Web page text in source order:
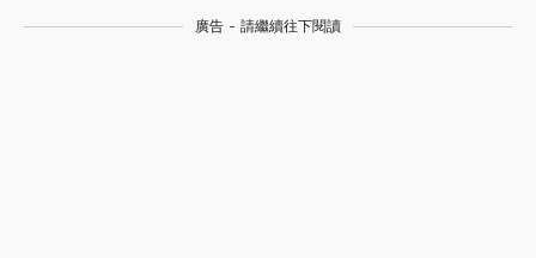
廣告 - 請繼續往下閱讀